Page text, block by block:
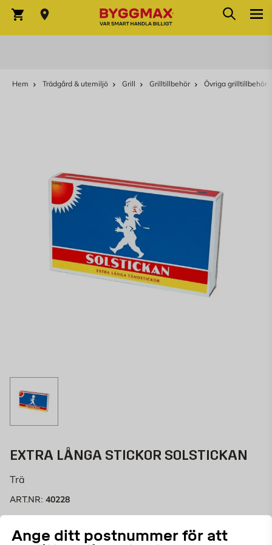
Ange ditt postnummer för att
Varukorg Sök
Hem Trädgård & utemiljö Grill Grilltillbehör Övriga grilltillbehör
EXTRA LÅNGA STICKOR SOLSTICKAN
Trä
ART.NR: 40228
Solstickan Extra Långa Stickor passar perfekt för att
tända ljus, marschaller eller till eldstaden. Producerad i